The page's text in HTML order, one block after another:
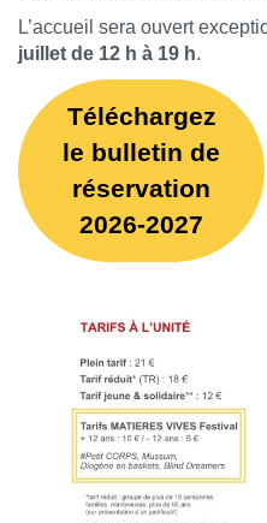
L’accueil sera ouvert
juillet de 12 h à 19 h.
Téléchargez
le bulletin de
réservation
2026-2027